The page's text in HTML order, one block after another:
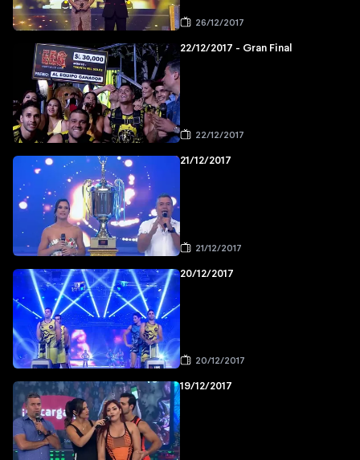
26/12/2017
22/12/2017 - Gran Final
22/12/2017
21/12/2017
21/12/2017
20/12/2017
20/12/2017
19/12/2017